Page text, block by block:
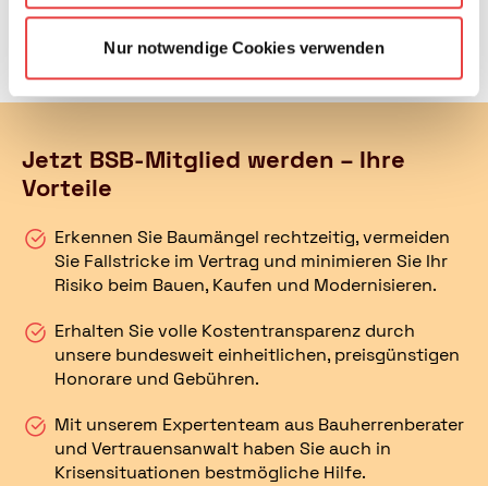
Nur notwendige Cookies verwenden
Gelangt Wasser in die Elektronik der Anlage, kann
Systemausfall verursachen.
Jetzt BSB-Mitglied werden – Ihre
Vorteile
Erkennen Sie Baumängel rechtzeitig, vermeiden
Sie Fallstricke im Vertrag und minimieren Sie Ihr
Risiko beim Bauen, Kaufen und Modernisieren.
Erhalten Sie volle Kostentransparenz durch
unsere bundesweit einheitlichen, preisgünstigen
Honorare und Gebühren.
Mit unserem Expertenteam aus Bauherrenberater
und Vertrauensanwalt haben Sie auch in
Krisensituationen bestmögliche Hilfe.